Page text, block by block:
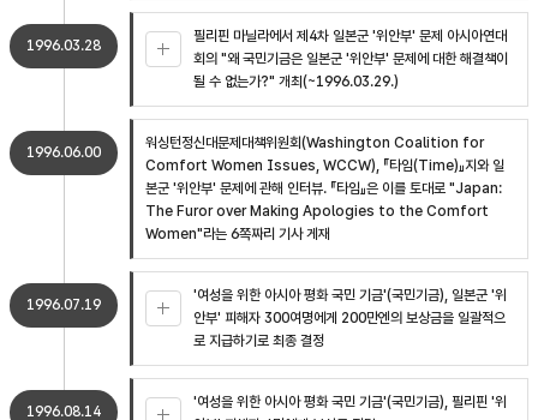
1996.03.28
필리핀 마닐라에서 제4차 일본군 '위안부' 문제 아시아연대
회의 "왜 국민기금은 일본군 '위안부' 문제에 대한 해결책이
될 수 없는가?" 개최(~1996.03.29.)
1996.06.00
워싱턴정신대문제대책위원회(Washington Coalition for
Comfort Women Issues, WCCW), 『타임(Time)』지와 일
본군 '위안부' 문제에 관해 인터뷰. 『타임』은 이를 토대로 "Japan:
The Furor over Making Apologies to the Comfort
Women"라는 6쪽짜리 기사 게재
1996.07.19
'여성을 위한 아시아 평화 국민 기금'(국민기금), 일본군 '위
안부' 피해자 300여명에게 200만엔의 보상금을 일괄적으
로 지급하기로 최종 결정
1996.08.14
'여성을 위한 아시아 평화 국민 기금'(국민기금), 필리핀 '위